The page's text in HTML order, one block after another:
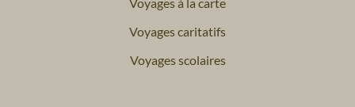
Voyages caritatifs
Voyages scolaires